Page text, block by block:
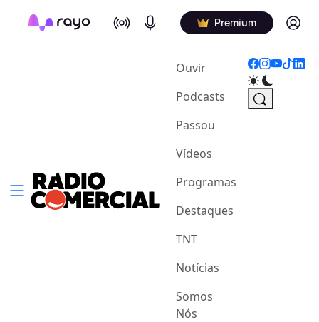
On Air Podcasts Premium Log in
Ouvir(current)
Podcasts
Passou
Vídeos
Programas
Destaques
TNT
Notícias
Somos
Nós